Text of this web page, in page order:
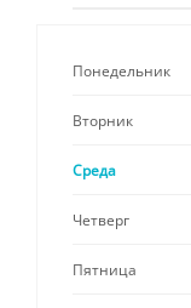
Понедельник
Вторник
Среда
Четверг
Пятница